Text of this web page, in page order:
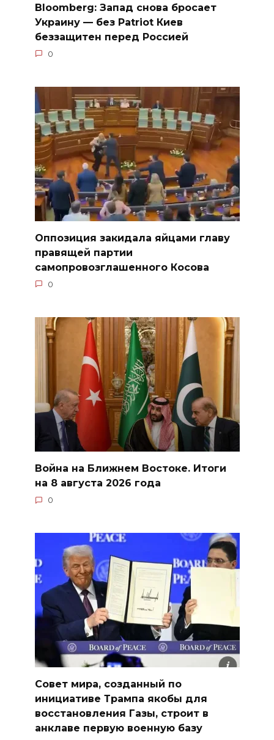
Bloomberg: Запад снова бросает
Украину — без Patriot Киев
беззащитен перед Россией
0
Оппозиция закидала яйцами главу
правящей партии
самопровозглашенного Косова
0
Война на Ближнем Востоке. Итоги
на 8 августа 2026 года
0
Совет мира, созданный по
инициативе Трампа якобы для
восстановления Газы, строит в
анклаве первую военную базу